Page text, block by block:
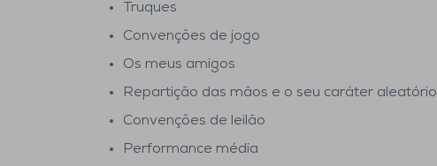
Truques
Convenções de jogo
Os meus amigos
Repartição das mãos e o seu caráter aleatório
Convenções de leilão
Performance média